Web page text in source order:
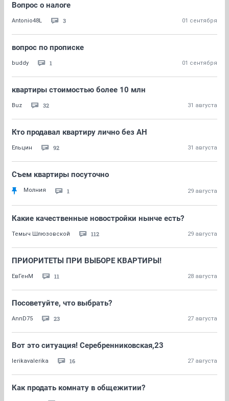
Вопрос о налоге
Antonio48L 3 01 сентября
вопрос по прописке
buddy 1 01 сентября
квартиры стоимостью более 10 млн
Buz 32 31 августа
Кто продавал квартиру лично без АН
Ельцин 92 31 августа
Съем квартиры посуточно
Молния 1 29 августа
Какие качественные новостройки нынче есть?
Темыч Шлюзовской 112 29 августа
ПРИОРИТЕТЫ ПРИ ВЫБОРЕ КВАРТИРЫ!
ЕвГенМ 11 28 августа
Посоветуйте, что выбрать?
AnnD75 23 27 августа
Вот это ситуация! Серебренниковская,23
lerikavalerika 16 27 августа
Как продать комнату в общежитии?